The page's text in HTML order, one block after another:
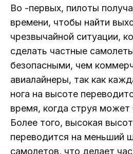
Во -первых, пилоты
времени, чтобы найти
чрезвычайной ситуации,
сделать частные
безопасными, чем
авиалайнеры, так как
нога на высоте
время, когда струя может
Более того, высокая
переводится на меньший
самолетов, что делает